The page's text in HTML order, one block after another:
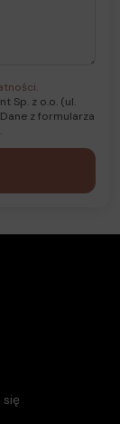
.
Sp. z o.o. (ul.
z formularza